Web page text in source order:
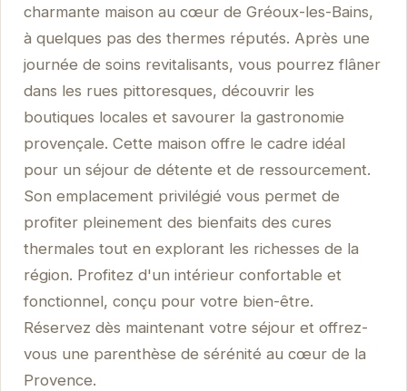
charmante maison au cœur de Gréoux-les-Bains,
à quelques pas des thermes réputés. Après une
journée de soins revitalisants, vous pourrez flâner
dans les rues pittoresques, découvrir les
boutiques locales et savourer la gastronomie
provençale. Cette maison offre le cadre idéal
pour un séjour de détente et de ressourcement.
Son emplacement privilégié vous permet de
profiter pleinement des bienfaits des cures
thermales tout en explorant les richesses de la
région. Profitez d'un intérieur confortable et
fonctionnel, conçu pour votre bien-être.
Réservez dès maintenant votre séjour et offrez-
vous une parenthèse de sérénité au cœur de la
Provence.